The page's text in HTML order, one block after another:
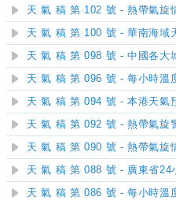
天 氣 稿 第 102 號 - 熱帶氣旋
天 氣 稿 第 100 號 - 華南海域
天 氣 稿 第 098 號 - 中國各大
天 氣 稿 第 096 號 - 每小時溫
天 氣 稿 第 094 號 - 本港天氣
天 氣 稿 第 092 號 - 熱帶氣旋
天 氣 稿 第 090 號 - 熱帶氣旋
天 氣 稿 第 088 號 - 廣東省24
天 氣 稿 第 086 號 - 每小時溫